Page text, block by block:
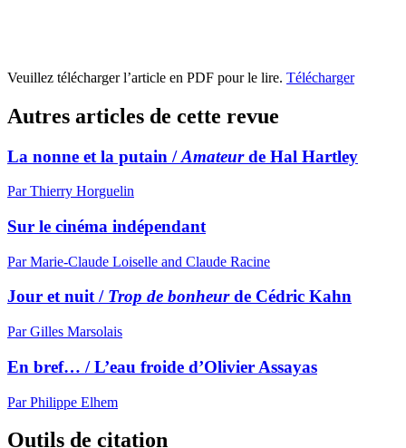
Veuillez télécharger l’article en PDF pour le lire. Télécharger
Autres articles de cette revue
La nonne et la putain /Amateurde Hal Hartley
Par Thierry Horguelin
Sur le cinéma indépendant
Par Marie-Claude Loiselle and Claude Racine
Jour et nuit / Trop de bonheurde Cédric Kahn
Par Gilles Marsolais
En bref… / L’eau froide d’Olivier Assayas
Par Philippe Elhem
Outils de citation